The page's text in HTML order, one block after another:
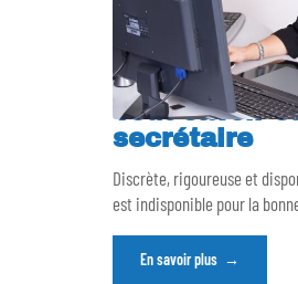
Tout savoir
secrétaire
Discrète, rigoureuse et
est indisponible pour la
En savoir plus